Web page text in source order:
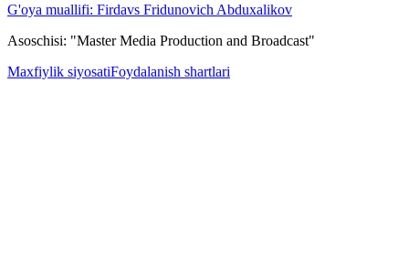
G'oya muallifi: Firdavs Fridunovich Abduxalikov
Asoschisi: "Master Media Production and Broadcast"
Maxfiylik siyosatiFoydalanish shartlari